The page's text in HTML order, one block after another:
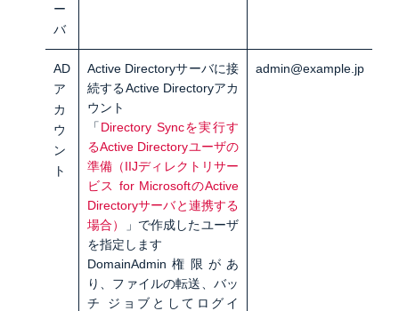
ー
バ
AD
ア
カ
ウ
ン
ト
Active Directoryサーバに接
続するActive Directoryアカ
ウント
「 Directory Syncを実行す
るActive Directoryユーザの
準備（IIJディレクトリサー
ビス for MicrosoftのActive
Directoryサーバと連携する
場合）
」で作成したユーザ
を指定します
DomainAdmin権限があ
り、ファイルの転送、バッ
チ ジョブとしてログイ
admin@example.jp